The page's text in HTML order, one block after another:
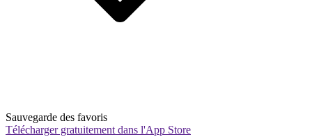
Sauvegarde des favoris
Télécharger gratuitement dans l'App Store